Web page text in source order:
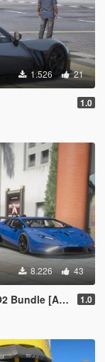
1.526 21
1.0
8.226 43
[Add-On] 1.0